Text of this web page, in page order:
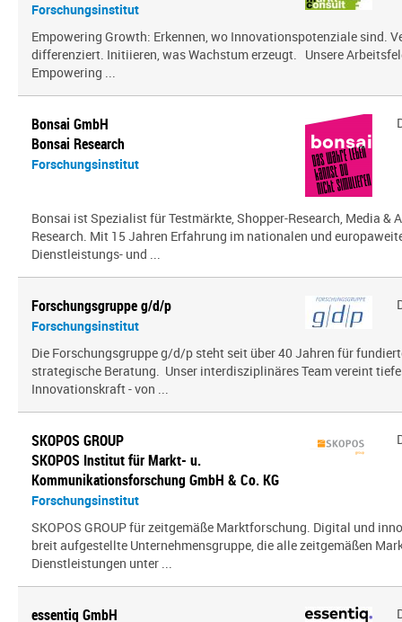
Forschungsinstitut
Empowering Growth: Erkennen, wo Innovationspotenziale sind.
differenziert. Initiieren, was Wachstum erzeugt. Unsere
Empowering ...
Bonsai GmbH
Bonsai Research
Forschungsinstitut
Bonsai ist Spezialist für Testmärkte, Shopper-Research, Media &
Research. Mit 15 Jahren Erfahrung im nationalen und
Dienstleistungs- und ...
Forschungsgruppe g/d/p
Forschungsinstitut
Die Forschungsgruppe g/d/p steht seit über 40 Jahren für
strategische Beratung. Unser interdisziplinäres Team vereint
Innovationskraft - von ...
SKOPOS GROUP
SKOPOS Institut für Markt- u.
Kommunikationsforschung GmbH & Co. KG
Forschungsinstitut
SKOPOS GROUP für zeitgemäße Marktforschung. Digital und
breit aufgestellte Unternehmensgruppe, die alle zeitgemäßen
Dienstleistungen unter ...
essentiq GmbH